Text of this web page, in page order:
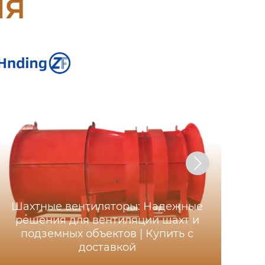
Шахтные вентиляторы: Надежные
решения для вентиляции шахт и
подземных объектов | Купить с
доставкой